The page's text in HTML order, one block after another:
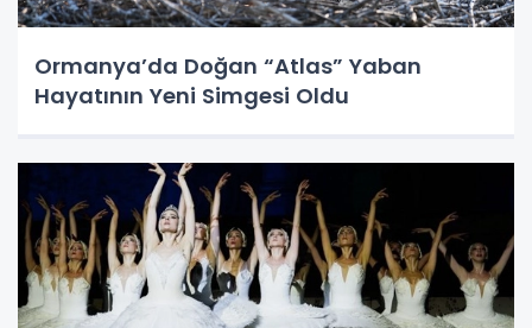
Ormanya’da Doğan “Atlas” Yaban
Hayatının Yeni Simgesi Oldu